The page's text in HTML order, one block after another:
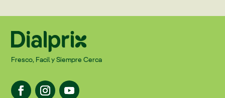
Fresco, Facil y Siempre Cerca